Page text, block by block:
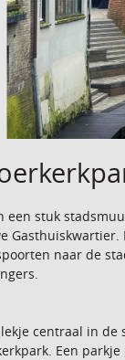
stuk
naar de
centraal in de
Een